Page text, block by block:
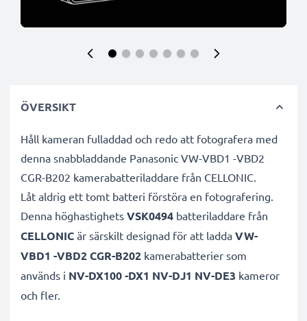
ÖVERSIKT
Håll kameran fulladdad och redo att fotografera med
denna snabbladdande Panasonic VW-VBD1 -VBD2
CGR-B202 kamerabatteriladdare från CELLONIC.
Låt aldrig ett tomt batteri förstöra en fotografering.
Denna höghastighets VSK0494 batteriladdare från
CELLONIC är särskilt designad för att ladda VW-
VBD1 -VBD2 CGR-B202 kamerabatterier som
används i NV-DX100 -DX1 NV-DJ1 NV-DE3 kameror
och fler.